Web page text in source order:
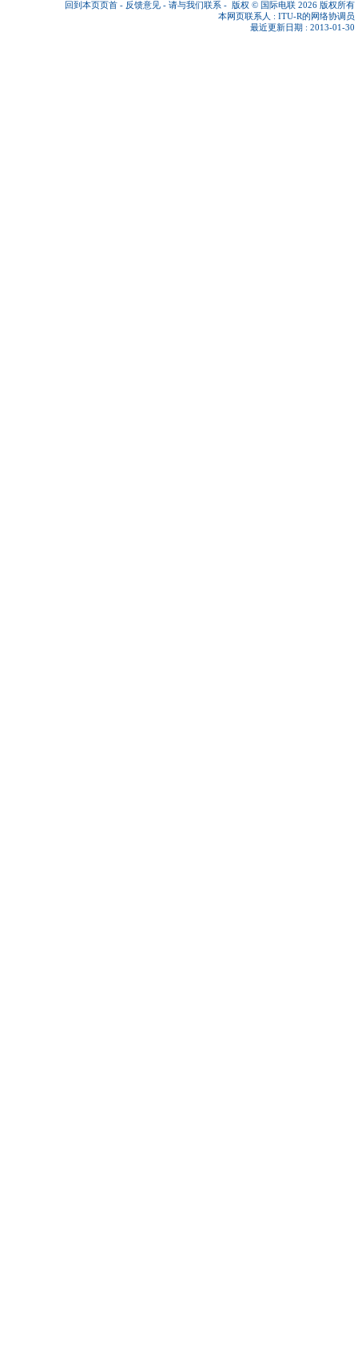
回到本页页首 - 反馈意见 - 请与我们联系 - 版权 © 国际电联 2026 版权所有
本网页联系人 : ITU-R的网络协调员
最近更新日期 : 2013-01-30